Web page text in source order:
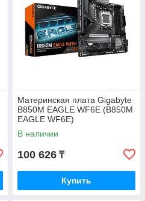
Материнская плата Gigabyte
B850M EAGLE WF6E (B850M
EAGLE WF6E)
В наличии
100 626 ₸
Купить